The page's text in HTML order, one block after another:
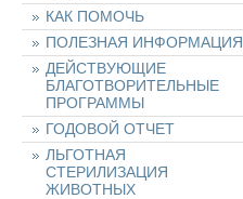
КАК ПОМОЧЬ
ПОЛЕЗНАЯ ИНФОРМАЦИЯ
ДЕЙСТВУЮЩИЕ
БЛАГОТВОРИТЕЛЬНЫЕ
ПРОГРАММЫ
ГОДОВОЙ ОТЧЕТ
ЛЬГОТНАЯ
СТЕРИЛИЗАЦИЯ
ЖИВОТНЫХ